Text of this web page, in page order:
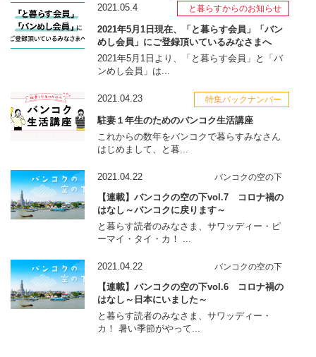
2021.05.4 と暮らすからのお知らせ
2021年5月1日現在、「と暮らす会員」「バン
めし会員」にご登録頂いているみなさまへ
2021年5月1日より、「と暮らす会員」と「バ
ンめし会員」は...
2021.04.23 特集バックナンバー
駐妻１年生のためのバンコク生活講座
これからの数年をバンコクで暮らすみなさん
はじめまして、と暮...
2021.04.22 バンコクの空の下
【連載】バンコクの空の下vol.7 コロナ禍の
はなし～バンコクに戻ります～
と暮らす読者のみなさま、サワッディー・ピ
ーマイ・タイ・カ！ ...
2021.04.22 バンコクの空の下
【連載】バンコクの空の下vol.6 コロナ禍の
はなし～日本にいました～
と暮らす読者のみなさま、サワッディー・
カ！ 暑い季節がやって...